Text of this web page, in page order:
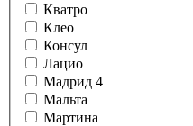
Кватро
Клео
Консул
Лацио
Мадрид 4
Мальта
Мартина